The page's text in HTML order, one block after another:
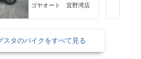
ゴヤオート 宜野湾店
スタのバイクをすべて見る